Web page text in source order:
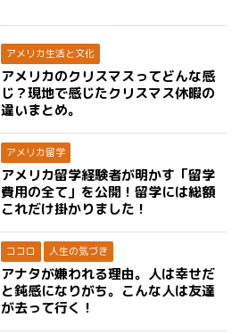
アメリカ生活と文化
アメリカのクリスマスってどんな感
じ？現地で感じたクリスマス休暇の
違いまとめ。
アメリカ留学
アメリカ留学経験者が明かす「留学
費用の全て」を公開！留学には総額
これだけ掛かりました！
ココロ 人生の気づき
アナタが嫌われる理由。人は幸せだ
と鈍感になりがち。こんな人は友達
が去って行く！